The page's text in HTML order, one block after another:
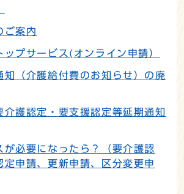
ご案内
ップサービス(オンライン申請）
知（介護給付費のお知らせ）の廃
護認定・要支援認定等延期通知
が必要になったら？（要介護認
定申請、更新申請、区分変更申